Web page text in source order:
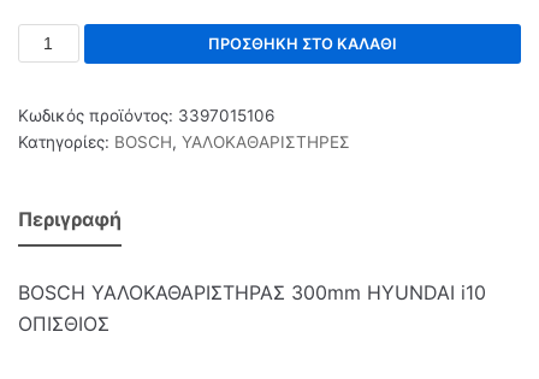
ΠΡΟΣΘΉΚΗ ΣΤΟ ΚΑΛΆΘΙ
Κωδικός προϊόντος: 3397015106
Κατηγορίες: BOSCH, ΥΑΛΟΚΑΘΑΡΙΣΤΗΡΕΣ
Περιγραφή
BOSCH ΥΑΛΟΚΑΘΑΡΙΣΤΗΡΑΣ 300mm HYUNDAI i10
ΟΠΙΣΘΙΟΣ